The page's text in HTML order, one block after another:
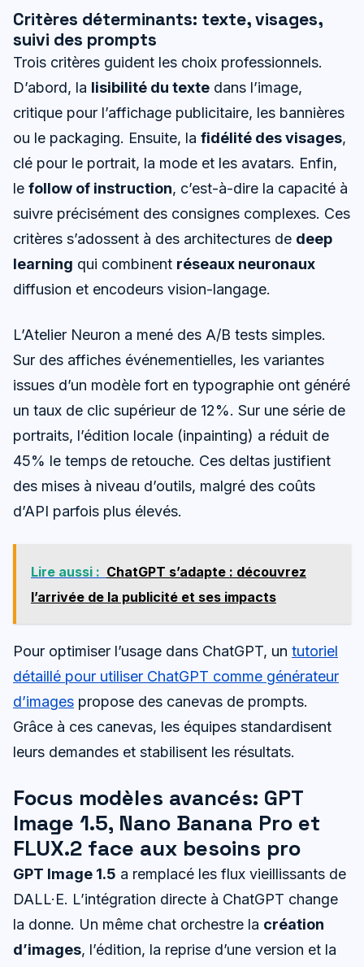
Critères déterminants: texte, visages,
suivi des prompts
Trois critères guident les choix professionnels.
D’abord, la lisibilité du texte dans l’image,
critique pour l’affichage publicitaire, les bannières
ou le packaging. Ensuite, la fidélité des visages,
clé pour le portrait, la mode et les avatars. Enfin,
le follow of instruction, c’est-à-dire la capacité à
suivre précisément des consignes complexes. Ces
critères s’adossent à des architectures de deep
learning qui combinent réseaux neuronaux
diffusion et encodeurs vision-langage.
L’Atelier Neuron a mené des A/B tests simples.
Sur des affiches événementielles, les variantes
issues d’un modèle fort en typographie ont généré
un taux de clic supérieur de 12%. Sur une série de
portraits, l’édition locale (inpainting) a réduit de
45% le temps de retouche. Ces deltas justifient
des mises à niveau d’outils, malgré des coûts
d’API parfois plus élevés.
Lire aussi : ChatGPT s’adapte : découvrez
l’arrivée de la publicité et ses impacts
Pour optimiser l’usage dans ChatGPT, un tutoriel
détaillé pour utiliser ChatGPT comme générateur
d’images propose des canevas de prompts.
Grâce à ces canevas, les équipes standardisent
leurs demandes et stabilisent les résultats.
Focus modèles avancés: GPT
Image 1.5, Nano Banana Pro et
FLUX.2 face aux besoins pro
GPT Image 1.5 a remplacé les flux vieillissants de
DALL·E. L’intégration directe à ChatGPT change
la donne. Un même chat orchestre la création
d’images, l’édition, la reprise d’une version et la